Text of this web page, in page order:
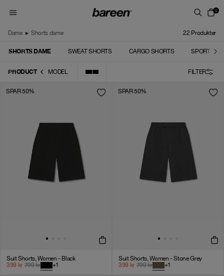
0
Dame ▸ Shorts dame 22 Produkter
SHORTS DAME SWEAT SHORTS CARGO SHORTS SPORT
PRODUCT MODEL FILTER
SPAR 50%
Suit Shorts, Women - Black
399 kr 799kr +1
SPAR 50%
Suit Shorts, Women - Stone Grey
399 kr 799kr +1